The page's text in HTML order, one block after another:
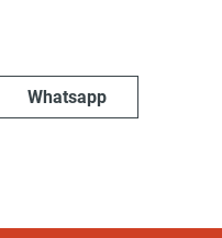
Whatsapp